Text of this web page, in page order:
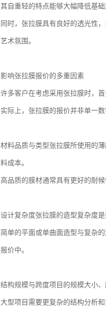
其自重轻的特点能够大幅降低基
同时，张拉膜具有良好的透光性
艺术氛围。
影响张拉膜报价的多重因素
许多客户在考虑采用张拉膜时，首
实际上，张拉膜的报价并非单一
材料品质与类型张拉膜所使用的
料成本。
高品质的膜材通常具有更好的耐
设计复杂度张拉膜的造型复杂度是
简单的平面或单曲面造型与复杂
报价中。
结构规模与跨度项目的规模大小
大型项目需要更复杂的结构分析